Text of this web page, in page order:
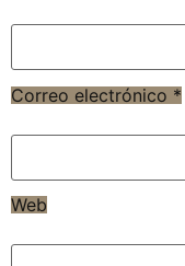
Correo electrónico *
Web